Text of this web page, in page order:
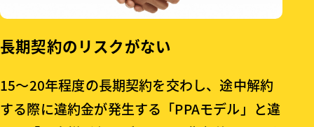
長期契約のリスクがない
15～20年程度の長期契約を交わし、途中解約
する際に違約金が発生する「PPAモデル」と違